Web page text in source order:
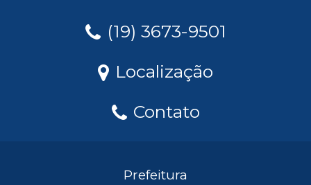
(19) 3673-9501
Localização
Contato
Prefeitura